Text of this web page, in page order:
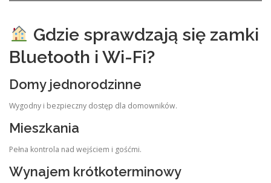
Gdzie sprawdzają się zamki
Bluetooth i Wi-Fi?
Domy jednorodzinne
Wygodny i bezpieczny dostęp dla domowników.
Mieszkania
Pełna kontrola nad wejściem i gośćmi.
Wynajem krótkoterminowy